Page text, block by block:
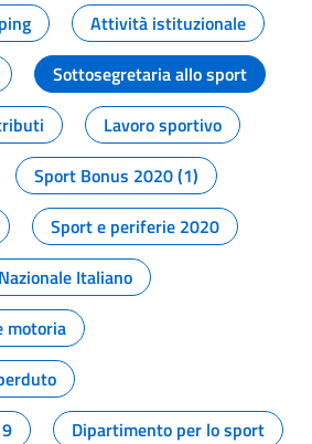
Attività istituzionale
Sottosegretaria allo sport
Lavoro sportivo
Sport Bonus 2020 (1)
Sport e periferie 2020
Italiano
motoria
Dipartimento per lo sport